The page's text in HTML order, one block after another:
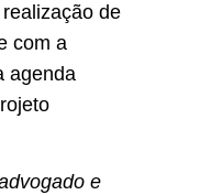
de
com a
agenda
e